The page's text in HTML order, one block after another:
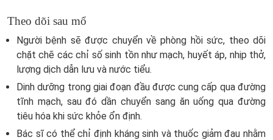
Theo dõi sau mổ
Người bệnh sẽ được chuyển về phòng hồi sức, theo dõi
chặt chẽ các chỉ số sinh tồn như mạch, huyết áp, nhịp thở,
lượng dịch dẫn lưu và nước tiểu.
Dinh dưỡng trong giai đoạn đầu được cung cấp qua đường
tĩnh mạch, sau đó dần chuyển sang ăn uống qua đường
tiêu hóa khi sức khỏe ổn định.
Bác sĩ có thể chỉ định kháng sinh và thuốc giảm đau nhằm